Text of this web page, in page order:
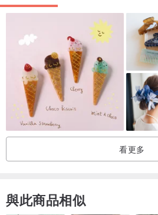
配戴，或是戴於一般髮際線上位置，頭髮
▪️良好的彈性鬆緊度，舒適不緊繃，可清
▪️限量發售，每條都是獨特，裁切區塊製
【商品規格】
一般大眾頭圍皆可使用，頭圍較小或偏
唷！
(手工製作稍有誤差)
【清洗方式】
看更多
與此商品相似